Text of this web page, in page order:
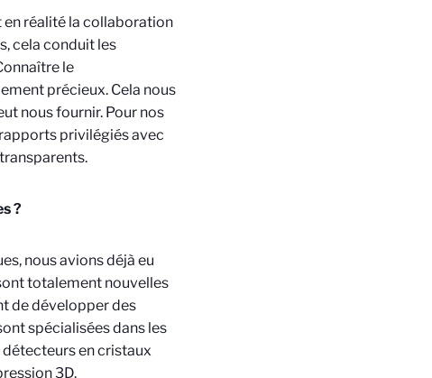
en réalité la collaboration
cela conduit les
le
précieux. Cela nous
nous fournir. Pour nos
privilégiés avec
?
nous avions déjà eu
totalement nouvelles
de développer des
spécialisées dans les
en cristaux
3D.